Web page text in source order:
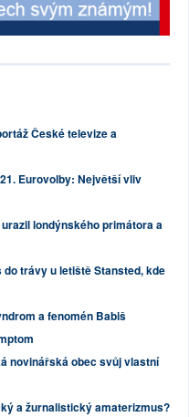
České televize a
Eurovolby: Největší vliv
londýnského primátora a
trávy u letiště Stansted, kde
a fenomén Babiš
novinářská obec svůj vlastní
a žurnalistický amaterizmus?